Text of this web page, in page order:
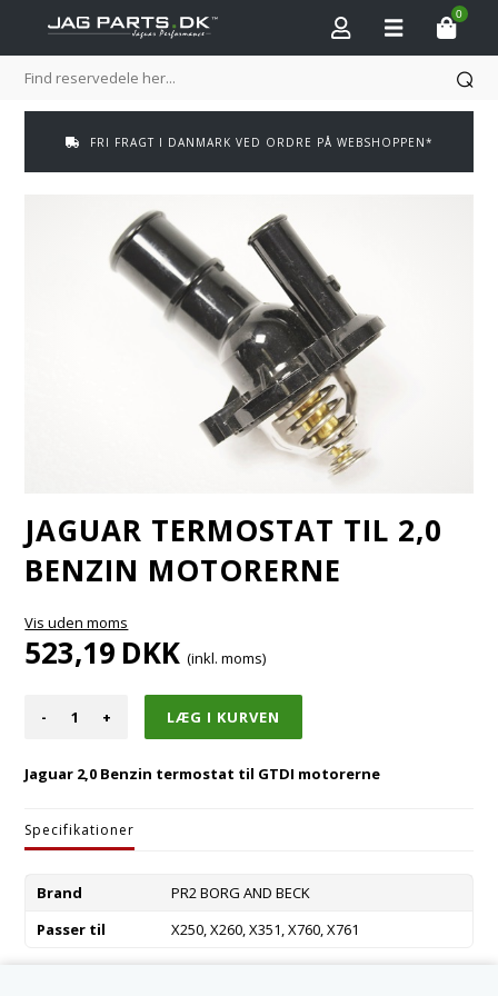
0
FRI FRAGT I DANMARK VED ORDRE PÅ WEBSHOPPEN*
JAGUAR TERMOSTAT TIL 2,0
BENZIN MOTORERNE
Vis uden moms
523,19 DKK (inkl. moms)
- +
Jaguar 2,0 Benzin termostat til GTDI motorerne
Specifikationer
Brand
PR2 BORG AND BECK
Passer til
X250, X260, X351, X760, X761